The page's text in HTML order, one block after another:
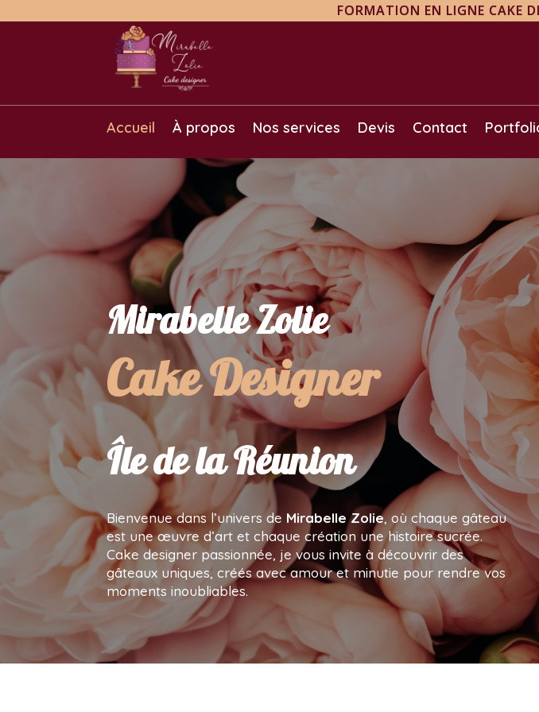
FORMATION EN LIGNE CAKE
Accueil À propos Nos services Devis Contact
Mirabelle Zolie
Pâtissière Artistique
Île de la Réunion
Bienvenue dans l’univers de Mirabelle Zolie, où chaque gâteau
est une œuvre d’art et chaque création une histoire sucrée.
Cake designer passionnée, je vous invite à découvrir des
gâteaux uniques, créés avec amour et minutie pour rendre vos
moments inoubliables.